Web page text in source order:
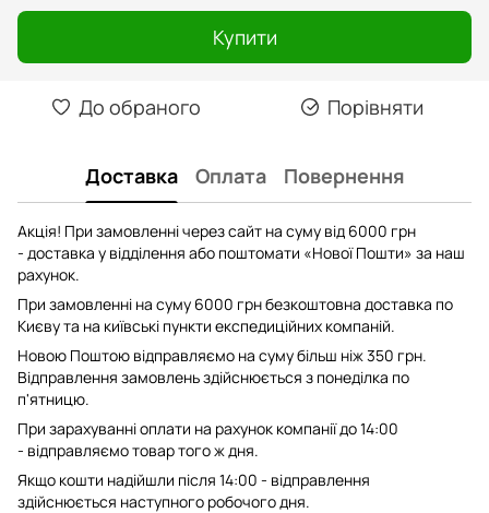
Купити
До обраного Порівняти
Доставка Оплата Повернення
Акція! При замовленні через сайт на суму від 6000 грн
- доставка у відділення або поштомати «Нової Пошти» за наш
рахунок.
При замовленні на суму 6000 грн безкоштовна доставка по
Києву та на київські пункти експедиційних компаній.
Новою Поштою відправляємо на суму більш ніж 350 грн.
Відправлення замовлень здійснюється з понеділка по
п'ятницю.
При зарахуванні оплати на рахунок компанії до 14:00
- відправляємо товар того ж дня.
Якщо кошти надійшли після 14:00 - відправлення
здійснюється наступного робочого дня.